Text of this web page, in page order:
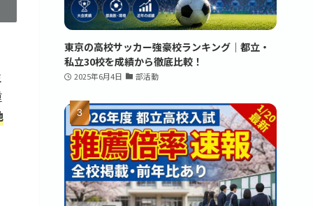
東京の高校サッカー強豪校ランキング｜都立・
私立30校を成績から徹底比較！
2025年6月4日 部活動